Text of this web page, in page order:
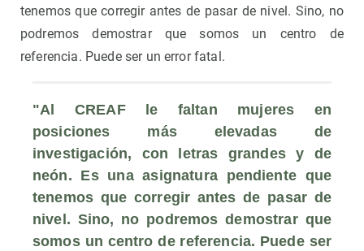
tenemos que corregir antes de pasar de nivel. Sino, no
podremos demostrar que somos un centro de
referencia. Puede ser un error fatal.
"Al CREAF le faltan mujeres en
posiciones más elevadas de
investigación, con letras grandes y de
neón. Es una asignatura pendiente que
tenemos que corregir antes de pasar de
nivel. Sino, no podremos demostrar que
somos un centro de referencia. Puede ser